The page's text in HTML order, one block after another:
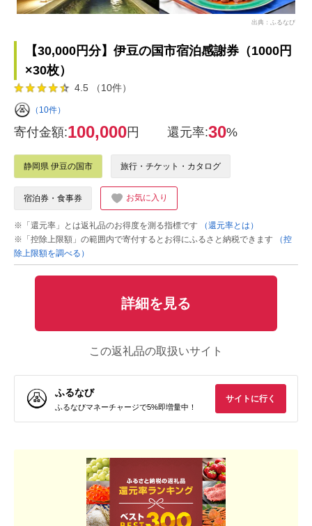
出典：ふるなび
【30,000円分】伊豆の国市宿泊感謝券（1000円
×30枚）
4.5 （10件）
（10件）
寄付金額:100,000円 還元率:30%
静岡県 伊豆の国市 旅行・チケット・カタログ
宿泊券・食事券 お気に入り
※「還元率」とは返礼品のお得度を測る指標です
（還元率とは）
※「控除上限額」の範囲内で寄付するとお得にふるさと納税できます
（控
除上限額を調べる）
詳細を見る
この返礼品の取扱いサイト
ふるなび
ふるなびマネーチャージで5%即増量中！
サイトに行く